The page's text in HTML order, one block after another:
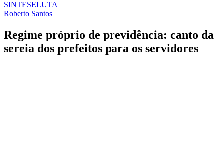
SINTESELUTA
Roberto Santos
Regime próprio de previdência: canto da
sereia dos prefeitos para os servidores